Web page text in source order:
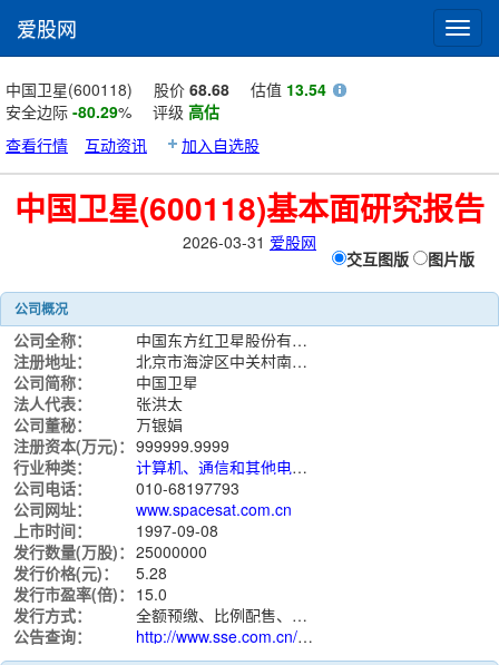
爱股网
中国卫星(600118) 股价 68.68 估值 13.54
安全边际 -80.29% 评级 高估
查看行情
互动资讯 加入自选股
中国卫星(600118)基本面研究报告
2026-03-31 爱股网
交互图版 图片版
公司概况
公司全称：
中国东方红卫星股份有限公司
注册地址：
北京市海淀区中关村南大街31号神舟科技大厦12层
公司简称：
中国卫星
法人代表：
张洪太
公司董秘：
万银娟
注册资本(万元)： 999999.9999
行业种类：
计算机、通信和其他电子设备制造业
公司电话：
010-68197793
公司网址：
www.spacesat.com.cn
上市时间：
1997-09-08
发行数量(万股)： 25000000
发行价格(元)：
5.28
发行市盈率(倍)： 15.0
发行方式：
全额预缴、比例配售、余额即退
公告查询：
http://www.sse.com.cn/assortment/stock/list/info/announcement/index.shtml?productId=600118